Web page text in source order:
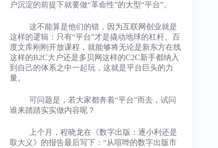
户沉淀的前提下就要做“革命性”的大型“平台”。
这不能算是他们的错，因为互联网创业就是
这样的逻辑：只有“平台”才是撬动地球的杠杆。百
度文库刚刚开放课程，就能够将无论是新东方在线
这样的B2C大户还是多贝网这样的C2C新手都纳入
到自己的体系之中一起玩，这就是平台巨头的力
量。
可问题是，若大家都奔着“平台”而去，试问
谁来踏踏实实做内容呢？
上个月，程晓龙在《数字出版：逐小利还是
取大义》的报告最后写下：“从喧哗的数字出版市